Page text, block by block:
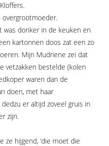
overgrootmoeder.
was donker in de keuken en
kartonnen doos zat een zo
Mijn Mudriene zei dat
vetzakken bestelde (kolen
waren dan de
doen, met haar
er altijd zoveel gruis in
zijn.
ze hijgend, ‘die moet die